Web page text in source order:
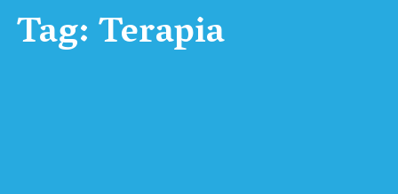
Tag:Terapia